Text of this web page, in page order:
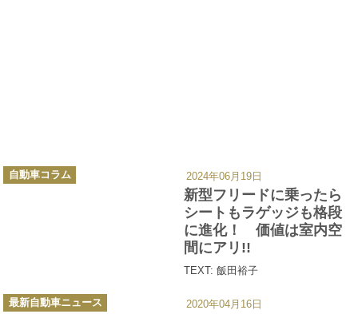
新型フリードに乗ったら
シートもラゲッジも格段
に進化！ 価値は室内空
間にアリ!!
TEXT: 飯田裕子
カ
テ
自動車コラム 2024年06月19日
カ
テ
最新自動車ニュース 2020年04月16日